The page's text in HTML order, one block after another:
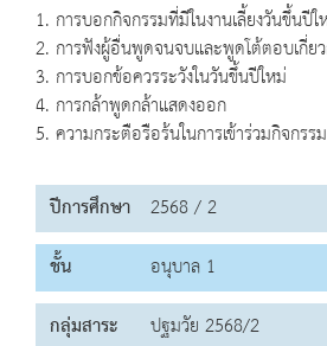
1. การบอกกิจกรรมที่มีในงานเลี้ยงวันขึ้นปีใ
2. การฟังผู้อื่นพูดจนจบและพูดโต้ตอบเกี่ย
3. การบอกข้อควรระวังในวันขึ้นปีใหม่
4. การกล้าพูดกล้าแสดงออก
5. ความกระตือรือร้นในการเข้าร่วมกิจกรรม
ปีการศึกษา 2568 / 2
ชั้น
อนุบาล 1
กลุ่มสาระ
ปฐมวัย 2568/2